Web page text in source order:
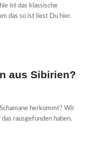
ist das klassische
das so ist liest Du hier.
aus Sibirien?
herkommt? Wir
rausgefunden haben.